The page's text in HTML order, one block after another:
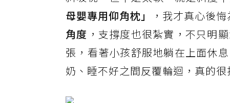
母嬰專用仰角枕」
，我才真心後
角度 ，支撐度也很紮實，不只明
張，看著小孩舒服地躺在上面休
奶、睡不好之間反覆輪迴，真的